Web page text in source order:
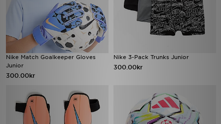
Nike Match Goalkeeper Gloves
Junior
300.00kr
Nike 3-Pack Trunks Junior
300.00kr